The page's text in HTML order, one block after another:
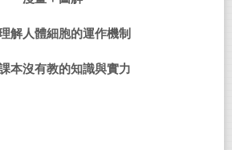
解人體細胞的運作機制
本沒有教的知識與實力